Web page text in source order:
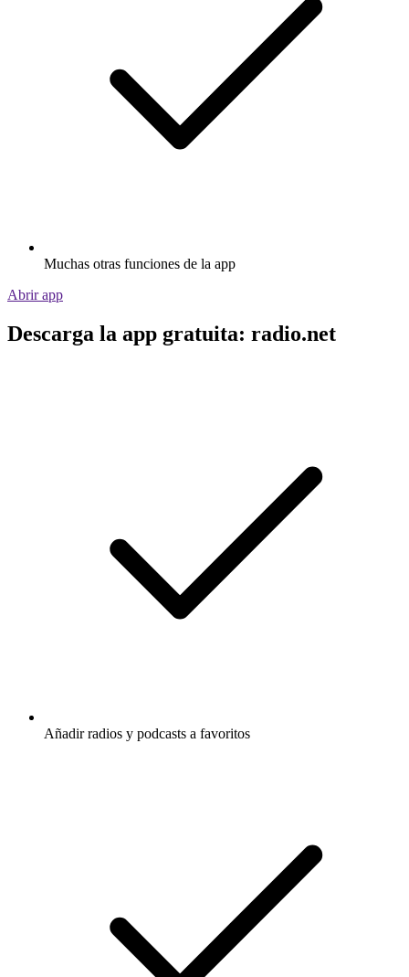
Muchas otras funciones de la app
Abrir app
Descarga la app gratuita: radio.net
Añadir radios y podcasts a favoritos